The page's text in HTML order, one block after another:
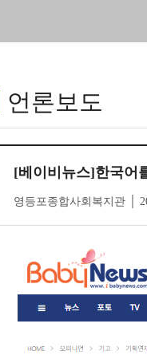
언론보도
[베이비뉴스]한국어
영등포종합사회복지관 │